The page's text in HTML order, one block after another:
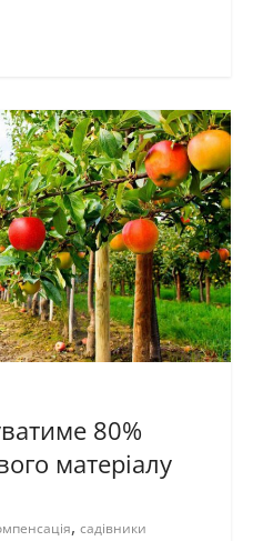
80%
матеріалу
, садівники